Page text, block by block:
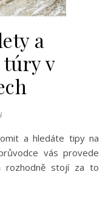
a
v
vás provede
rozhodně stojí za to